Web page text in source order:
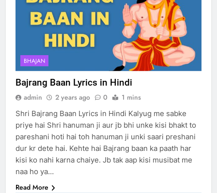
BHAJAN
Bajrang Baan Lyrics in Hindi
admin 2 years ago 0 1 mins
Shri Bajrang Baan Lyrics in Hindi Kalyug me sabke
priye hai Shri hanuman ji aur jb bhi unke kisi bhakt to
pareshani hoti hai toh hanuman ji unki saari preshani
dur kr dete hai. Kehte hai Bajrang baan ka paath har
kisi ko nahi karna chaiye. Jb tak aap kisi musibat me
naa ho ya…
Read More